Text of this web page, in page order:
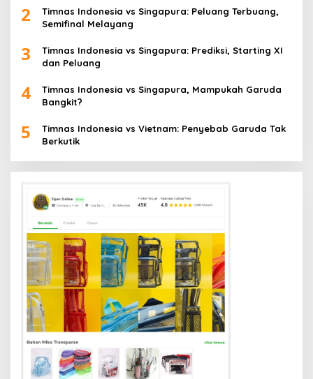
2
Timnas Indonesia vs Singapura: Peluang Terbuang,
Semifinal Melayang
3
Timnas Indonesia vs Singapura: Prediksi, Starting XI
dan Peluang
4
Timnas Indonesia vs Singapura, Mampukah Garuda
Bangkit?
5
Timnas Indonesia vs Vietnam: Penyebab Garuda Tak
Berkutik